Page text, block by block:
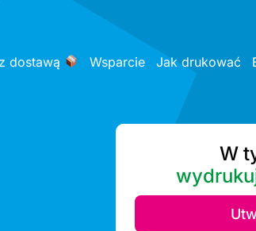
dostawą Wsparcie Jak drukować
W